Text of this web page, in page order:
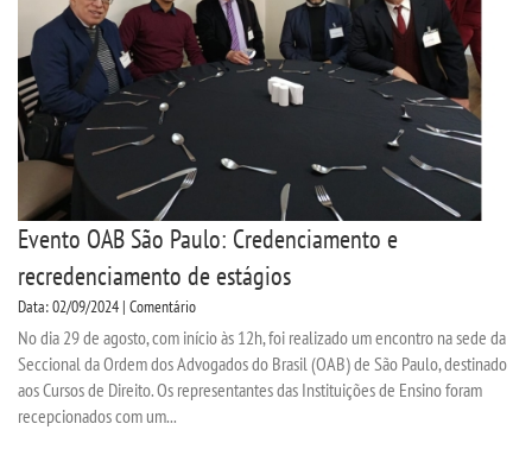
Evento OAB São Paulo: Credenciamento e
recredenciamento de estágios
Data: 02/09/2024 | Comentário
No dia 29 de agosto, com início às 12h, foi realizado um encontro na sede da
Seccional da Ordem dos Advogados do Brasil (OAB) de São Paulo, destinado
aos Cursos de Direito. Os representantes das Instituições de Ensino foram
recepcionados com um...